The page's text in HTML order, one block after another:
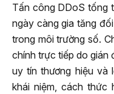
Tấn công DDoS tống
ngày càng gia tăng
trong môi trường số.
chính trực tiếp do gián
uy tín thương hiệu và
khái niệm, cách thức